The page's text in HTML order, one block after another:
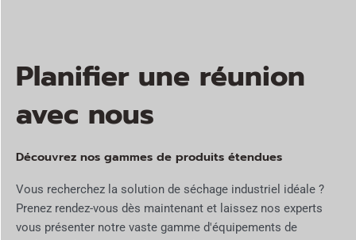
Planifier une réunion
avec nous
Découvrez nos gammes de produits étendues
Vous recherchez la solution de séchage industriel idéale ?
Prenez rendez-vous dès maintenant et laissez nos experts
vous présenter notre vaste gamme d'équipements de